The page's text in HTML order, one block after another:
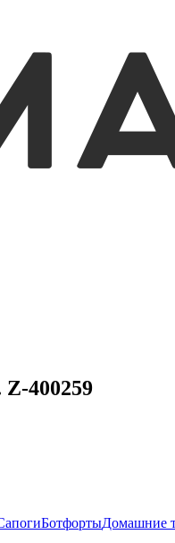
400259
БотфортыДомашние